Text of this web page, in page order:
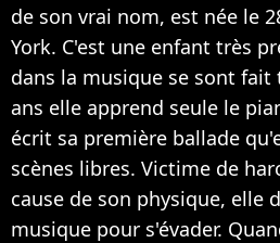
de son vrai nom, est née le
York. C'est une enfant très
dans la musique se sont fait
ans elle apprend seule le
écrit sa première ballade
scènes libres. Victime de
cause de son physique, elle
musique pour s'évader.